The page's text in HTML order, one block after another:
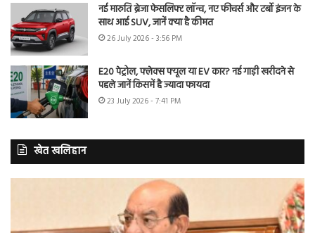
नई मारुति ब्रेजा फेसलिफ्ट लॉन्च, नए फीचर्स और टर्बो इंजन के
साथ आई SUV, जानें क्या है कीमत
26 July 2026 - 3:56 PM
E20 पेट्रोल, फ्लेक्स फ्यूल या EV कार? नई गाड़ी खरीदने से
पहले जानें किसमें है ज्यादा फायदा
23 July 2026 - 7:41 PM
खेत खलिहान